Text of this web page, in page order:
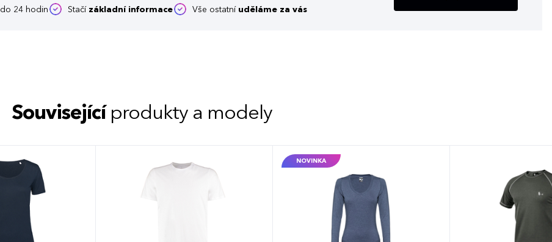
do 24 hodin Stačí základní informace Vše ostatní uděláme za vás
Související produkty a modely
NOVINKA